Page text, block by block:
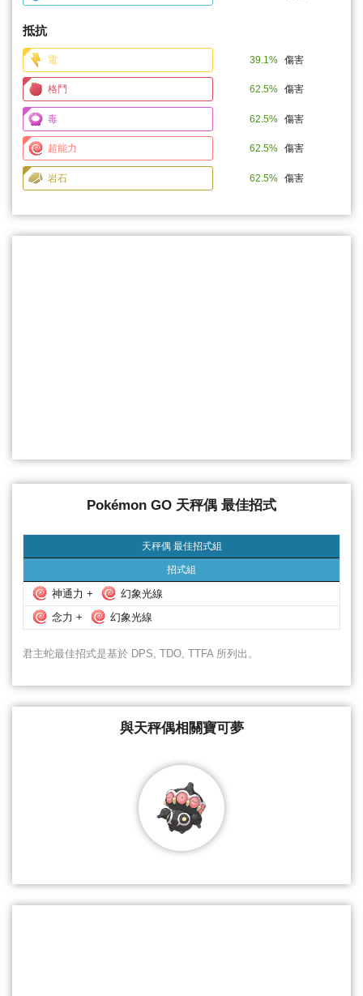
抵抗
電 39.1% 傷害
格鬥 62.5% 傷害
毒 62.5% 傷害
超能力 62.5% 傷害
岩石 62.5% 傷害
與天秤偶相關寶可夢
Pokémon GO 天秤偶 最佳招式
天秤偶 最佳招式組
招式組
天秤偶 最佳招式組
神通力 +
幻象光線
念力 +
幻象光線
君主蛇最佳招式是基於 DPS, TDO, TTFA 所列出。